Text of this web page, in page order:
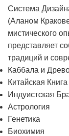
Система
(Аланом
мистического
представляет
традиций и
Каббала и
Китайская
Индуистская
Астрология
Генетика
Биохимия